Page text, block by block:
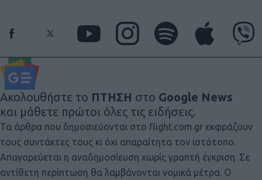
Ακολουθήστε το ΠΤΗΣΗ στο Google News
και μάθετε πρώτοι όλες τις ειδήσεις.
Τα άρθρα που δημοσιεύονται στο flight.com.gr εκφράζουν
τους συντάκτες τους κι όχι απαραίτητα τον ιστότοπο.
Απαγορεύεται η αναδημοσίευση χωρίς γραπτή έγκριση. Σε
αντίθετη περίπτωση θα λαμβάνονται νομικά μέτρα. Ο